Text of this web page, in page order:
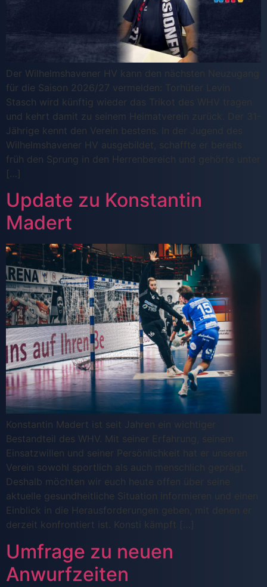
Der Wilhelmshavener HV kann den nächsten Neuzugang
für die Saison 2026/27 vermelden: Torhüter Levin
Stasch wird künftig wieder das Trikot des WHV tragen
und kehrt damit zu seinem Heimatverein zurück. Der 31-
Jährige kennt den Verein bestens. In der Jugend des
Wilhelmshavener HV ausgebildet, schaffte er bereits
früh den Sprung in den Herrenbereich und gehörte unter
[…]
Update zu Konstantin
Madert
Konstantin Madert ist seit Jahren ein wichtiger
Bestandteil des WHV. Mit seiner Erfahrung, seinem
Einsatzwillen und seiner Persönlichkeit hat er unseren
Verein sowohl sportlich als auch menschlich geprägt.
Deshalb möchten wir euch heute offen über seine
aktuelle gesundheitliche Situation informieren und einen
Einblick in die Herausforderungen geben, mit denen er
derzeit konfrontiert ist. Konsti kämpft […]
Umfrage zu neuen
Anwurfzeiten